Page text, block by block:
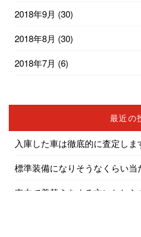
2018年9月 (30)
2018年8月 (30)
2018年7月 (6)
最近の
入庫した車は徹底的に査定しま
標準装備になりそうなくらい
車内で着替えをする方におしら